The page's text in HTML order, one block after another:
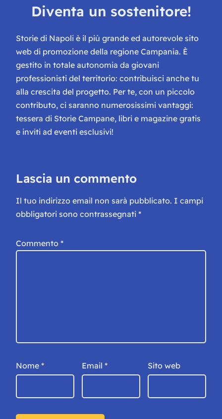
Diventa un sostenitore!
Storie di Napoli è il più grande ed autorevole sito
web di promozione della regione Campania. È
gestito in totale autonomia da giovani
professionisti del territorio: contribuisci anche tu
alla crescita del progetto. Per te, con un piccolo
contributo, ci saranno numerosissimi vantaggi:
tessera di Storie Campane, libri e magazine gratis
e inviti ad eventi esclusivi!
Lascia un commento
Il tuo indirizzo email non sarà pubblicato. I campi
obbligatori sono contrassegnati *
Commento *
Nome * Email * Sito web